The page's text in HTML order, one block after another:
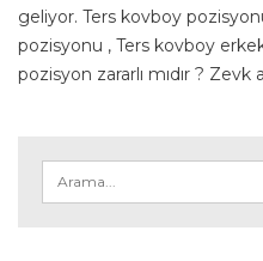
geliyor. Ters kovboy
pozisyonu , Ters kovboy
pozisyon zararlı mıdır ? Zevk